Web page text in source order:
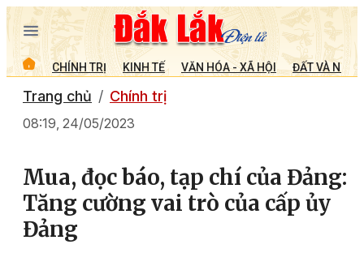
CHÍNH TRỊ KINH TẾ VĂN HÓA - XÃ HỘI ĐẤT VÀ
Trang chủ Chính trị
08:19, 24/05/2023
Mua, đọc báo, tạp chí của Đảng:
Tăng cường vai trò của cấp ủy
Đảng